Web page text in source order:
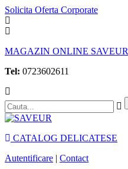
Solicita Oferta Corporate
MAGAZIN ONLINE SAVEUR
Tel: 0723602611
CATALOG DELICATESE
Autentificare | Contact